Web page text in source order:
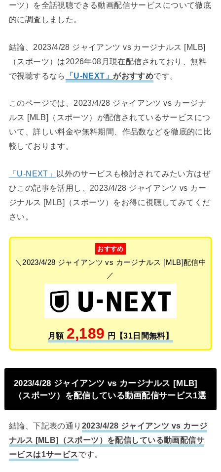
ーツ）を全話視聴できる動画配信サービスについて徹底
的に調査しました。
結論、2023/4/28 ジャイアンツ vs カージナルス [MLB]
（スポーツ）は2026年08月現在配信されており、無料
で視聴するなら
「U-NEXT」がおすすめです。
このページでは、2023/4/28 ジャイアンツ vs カージナ
ルス [MLB]（スポーツ）が配信されているサービスにつ
いて、詳しい料金や無料期間、作品数などを徹底的に比
較しております。
「U-NEXT」 以外のサービスも検討されてみたい方はぜ
ひこの記事を活用し、2023/4/28 ジャイアンツ vs カー
ジナルス [MLB]（スポーツ）をお得に視聴してみてくだ
さい。
おすすめ
＼2023/4/28 ジャイアンツ vs カージナルス [MLB]配信中
／
月額 2,189 円【31日間無料】
2023/4/28 ジャイアンツ vs カージナルス [MLB]
（スポーツ）を配信している動画配信サービス1選
結論、下記表の通り 2023/4/28 ジャイアンツ vs カージ
ナルス [MLB]（スポーツ）を配信している動画配信サ
ービスは1サービスです。